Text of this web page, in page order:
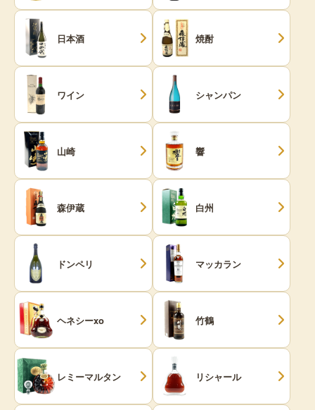
日本酒 焼酎
ワイン シャンパン
山崎 響
森伊蔵 白州
ドンペリ マッカラン
ヘネシーxo 竹鶴
レミーマルタン リシャール